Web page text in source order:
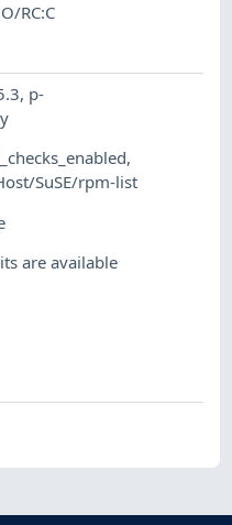
RC:C
, p-
,
SuSE/rpm-list
are available